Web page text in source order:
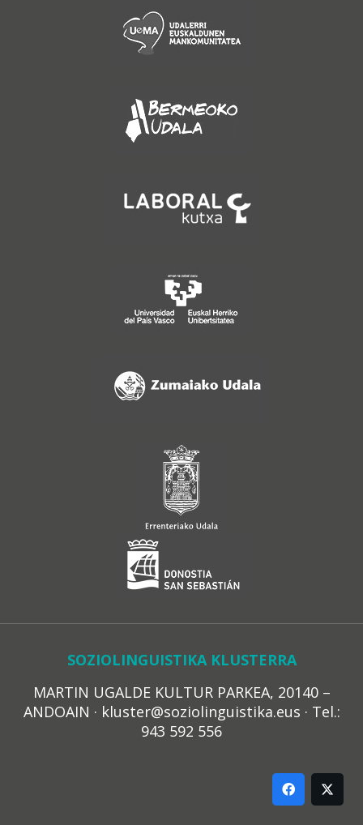
SOZIOLINGUISTIKA KLUSTERRA
MARTIN UGALDE KULTUR PARKEA, 20140 –
ANDOAIN · kluster@soziolinguistika.eus · Tel.:
943 592 556